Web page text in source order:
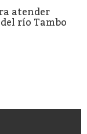
atender
río Tambo